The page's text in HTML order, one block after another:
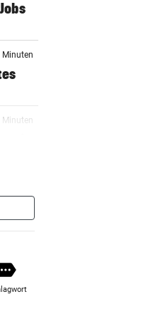
Minuten
Minuten
in
die